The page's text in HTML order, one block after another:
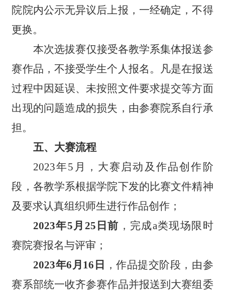
院院内公示无异议后上报，一经确定，不得
更换。
本次选拔赛仅接受各教学系集体报送参
赛作品，不接受学生个人报名。凡是在报送
过程中因延误、未按照文件要求提交等方面
出现的问题造成的损失，由参赛院系自行承
担。
五、大赛流程
2023年5月，大赛启动及作品创作阶
段，各教学系根据学院下发的比赛文件精神
及要求认真组织师生进行作品创作；
2023年5月25日前 ，完成a类现场限时
赛院赛报名与评审；
2023年6月16 日
，作品提交阶段，由参
赛系部统一收齐参赛作品并报送到大赛组委